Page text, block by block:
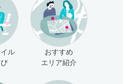
ル
おすすめ
エリア紹介